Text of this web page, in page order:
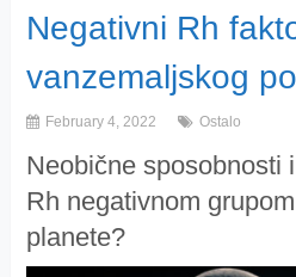
Negativni Rh
vanzemaljskog
February 4, 2022 Ostalo
Neobične sposobnosti
Rh negativnom
planete?